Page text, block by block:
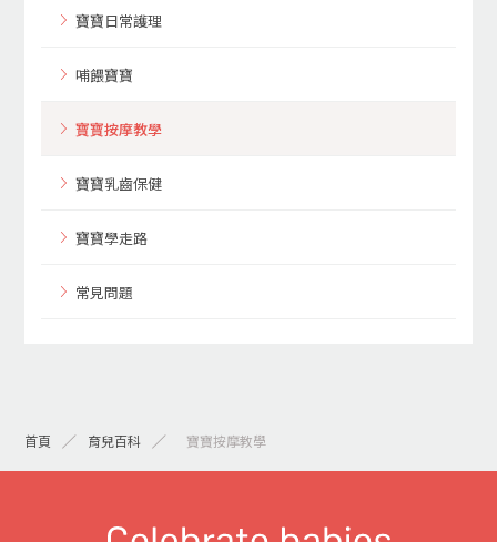
寶寶日常護理
哺餵寶寶
寶寶按摩教學
寶寶乳齒保健
寶寶學走路
常見問題
首頁 育兒百科 >寶寶按摩教學